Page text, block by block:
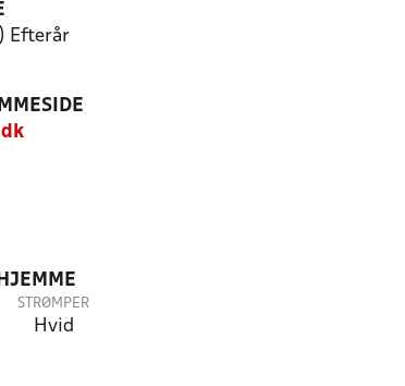
Efterår
STRØMPER
Hvid